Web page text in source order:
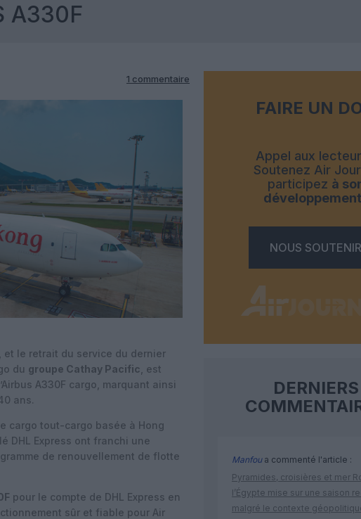
A330F
1 commentaire
et le retrait du service du dernier
du groupe Cathay Pacific , est
A330F cargo, marquant ainsi
ans.
cargo tout-cargo basée à Hong
DHL Express ont franchi une
de renouvellement de flotte
pour le compte de DHL Express en
sûr et fiable pour Air
FAIRE UN
Appel aux
Soutenez Air
participez à
NOUS SOUTENIR
DERNIERS
Manfoua commenté l'article :
Pyramides, croisières et mer
l’Égypte mise sur une saison
malgré le contexte